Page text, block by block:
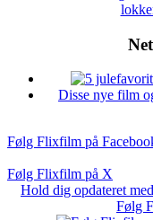
Disse nye film
Følg Flixfilm på
Følg Flixfilm på X
Hold dig opdateret
Følg